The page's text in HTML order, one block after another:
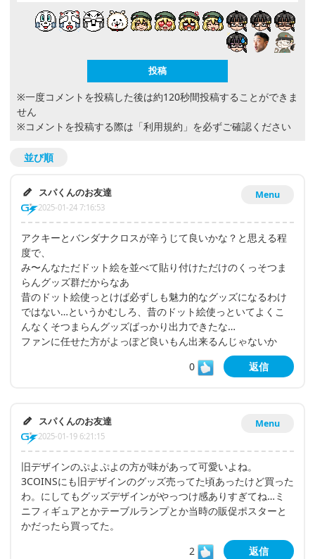
※一度コメントを投稿した後は約120秒間投稿することができま
せん
※コメントを投稿する際は 「利用規約」 を必ずご確認ください
並び順
Menu
スパくんのお友達
2025-01-24 7:16:53
アクキーとバンダナクロスが辛うじて良いかな？と思える程
度で、
み〜んなただドット絵を並べて貼り付けただけのくっそつま
らんグッズ群だからなあ
昔のドット絵使っとけば必ずしも魅力的なグッズになるわけ
ではない…というかむしろ、昔のドット絵使っといてよくこ
んなくそつまらんグッズばっかり出力できたな…
ファンに任せた方がよっぽど良いもん出来るんじゃないか
0
返信
Menu
スパくんのお友達
2025-01-19 6:21:15
旧デザインのぷよぷよの方が味があって可愛いよね。
3COINSにも旧デザインのグッズ売ってた頃あったけど買った
わ。にしてもグッズデザインがやっつけ感ありすぎてね…ミ
ニフィギュアとかテーブルランプとか当時の販促ポスターと
かだったら買ってた。
2
返信